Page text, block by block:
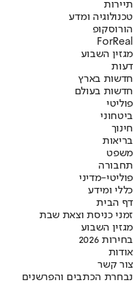
תיירות
טכנולוגיה ומדע
הורוסקופ
ForReal
מגזין השבוע
דעות
חדשות בארץ
חדשות בעולם
פוליטי
ביטחוני
חינוך
בריאות
משפט
תחבורה
פוליטי-מדיני
כללי ומידע
דף הבית
זמני כניסת וצאת שבת
מגזין השבוע
בחירות 2026
אודות
צור קשר
נבחרת הכתבים והפרשנים